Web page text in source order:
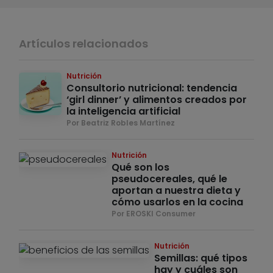
Artículos relacionados
Nutrición
Consultorio nutricional: tendencia
‘girl dinner’ y alimentos creados por
la inteligencia artificial
Por Beatriz Robles Martínez
Nutrición
Qué son los
pseudocereales, qué le
aportan a nuestra dieta y
cómo usarlos en la cocina
Por EROSKI Consumer
Nutrición
Semillas: qué tipos
hay y cuáles son